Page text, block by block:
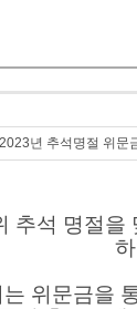
년 추석명절 위문
추석 명절을
위문금을